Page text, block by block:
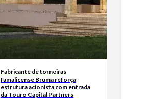
Fabricante de torneiras
famalicense Bruma reforça
estrutura acionista com entrada
da Touro Capital Partners